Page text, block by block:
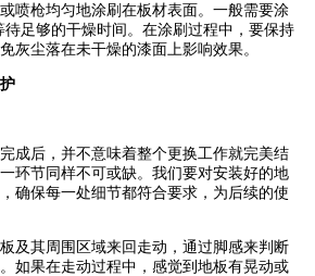
喷枪均匀地涂刷在板材表面。一般需要涂
待足够的干燥时间。在涂刷过程中，要保持
灰尘落在未干燥的漆面上影响效果。
后，并不意味着整个更换工作就完美结
环节同样不可或缺。我们要对安装好的地
确保每一处细节都符合要求，为后续的使
其周围区域来回走动，通过脚感来判断
如果在走动过程中，感觉到地板有晃动或